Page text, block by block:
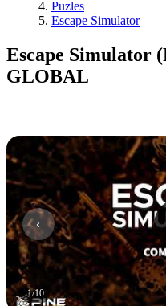
Puzles
Escape Simulator
Escape Simulator
GLOBAL
1/10